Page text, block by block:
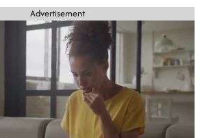
Advertisement